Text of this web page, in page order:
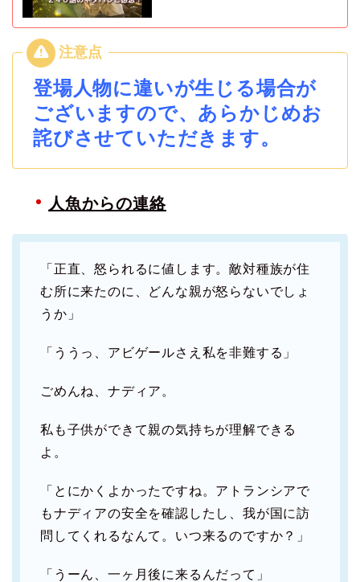
登場人物に違いが生じる場合が
ございますので、あらかじめお
詫びさせていただきます。
人魚からの連絡
「正直、怒られるに値します。敵対種族が住
む所に来たのに、どんな親が怒らないでしょ
うか」
「ううっ、アビゲールさえ私を非難する」
ごめんね、ナディア。
私も子供ができて親の気持ちが理解できる
よ。
「とにかくよかったですね。アトランシアで
もナディアの安全を確認したし、我が国に訪
問してくれるなんて。いつ来るのですか？」
「うーん、一ヶ月後に来るんだって」